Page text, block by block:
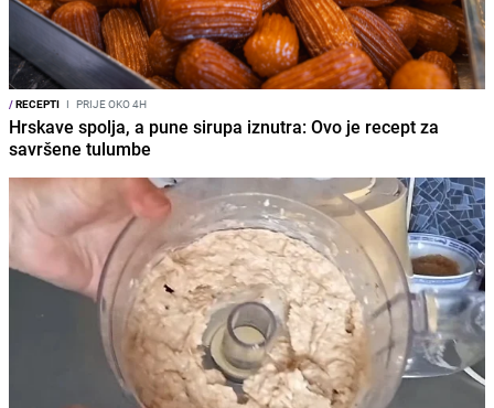
/RECEPTI I PRIJE OKO 4H
Hrskave spolja, a pune sirupa iznutra: Ovo je recept za
savršene tulumbe